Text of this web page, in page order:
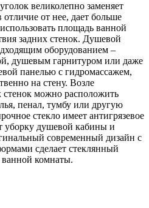
великолепно заменяет
от нее, дает больше
площадь ванной
задних стенок. Душевой
оборудованием –
душевым гарнитуром или даже
панелью с гидромассажем,
на стену. Возле
стенок можно расположить
пенал, тумбу или другую
стекло имеет антигрязевое
уборку душевой кабины и
современный дизайн с
сделает стеклянный
комнаты.